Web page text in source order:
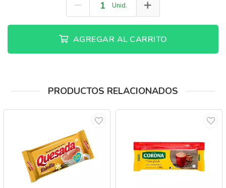
Unid.
AGREGAR AL CARRITO
PRODUCTOS RELACIONADOS